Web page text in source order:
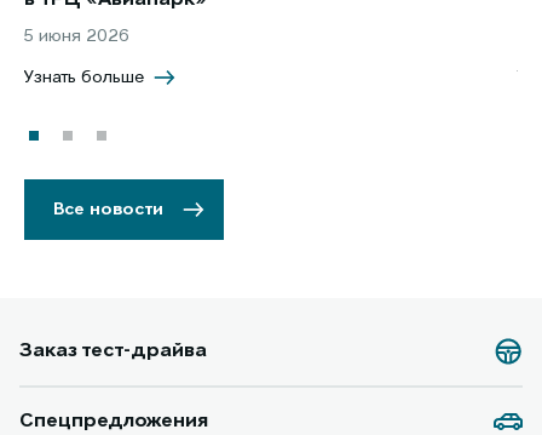
5 июня 2026
Узнать больше
Все новости
Заказ тест-драйва
Спецпредложения